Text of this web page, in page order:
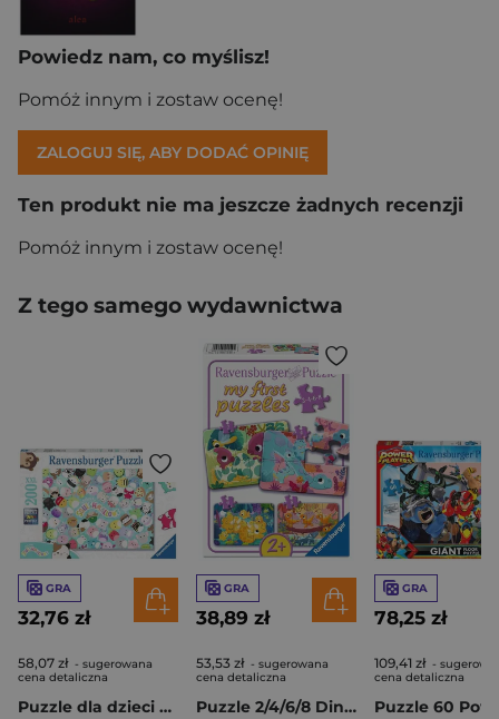
Powiedz nam, co myślisz!
Pomóż innym i zostaw ocenę!
ZALOGUJ SIĘ, ABY DODAĆ OPINIĘ
Ten produkt nie ma jeszcze żadnych recenzji
Pomóż innym i zostaw ocenę!
Z tego samego wydawnictwa
GRA
32,76 zł
58,07 zł - sugerowana
cena detaliczna
Puzzle dla dzieci 200 Squishmallows
GRA
38,89 zł
53,53 zł - sugerowana
cena detaliczna
Puzzle 2/4/6/8 Dinosaur Friends
GRA
78,25 zł
109,41 zł -
cena detaliczna